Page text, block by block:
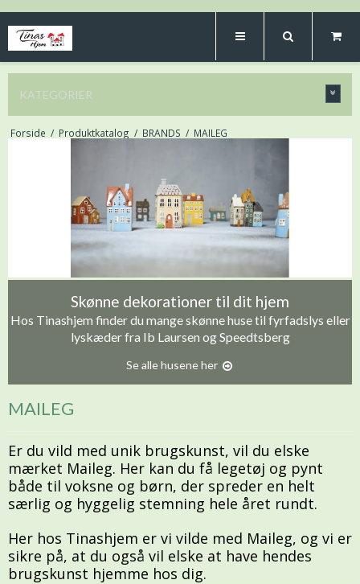
KATEGORIER
Forside / Produktkatalog / BRANDS / MAILEG
Skønne dekorationer til dit hjem
Hos Tinashjem finder du mange skønne huse til fyrfadslys eller
lyskæder fra Ib Laursen og Speedtsberg
Se alle husene her
MAILEG
Er du vild med unik brugskunst, vil du elske
mærket Maileg. Her kan du få legetøj og pynt
både til voksne og børn, der spreder en helt
særlig og hyggelig stemning hele året rundt.
Her hos Tinashjem er vi vilde med Maileg, og vi er
sikre på, at du også vil elske at have hendes
brugskunst hjemme hos dig.